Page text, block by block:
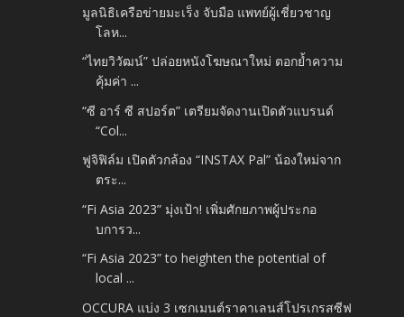
มูลนิธิเครือข่ายมะเร็ง จับมือ แพทย์ผู้เชี่ยวชาญ
โลห...
“ไทยวิวัฒน์” ปล่อยหนังโฆษณาใหม่ ตอกย้ำความ
คุ้มค่า ...
“ซี อาร์ ซี สปอร์ต” เตรียมจัดงานเปิดตัวแบรนด์
“Col...
ฟูจิฟิล์ม เปิดตัวกล้อง “INSTAX Pal” น้องใหม่จาก
ตระ...
“Fi Asia 2023” มุ่งเป้า! เพิ่มศักยภาพผู้ประกอ
บการว...
“Fi Asia 2023” to heighten the potential of
local ...
OCCURA แบ่ง 3 เซกเมนต์ราคาเลนส์โปรเกรสซีฟ